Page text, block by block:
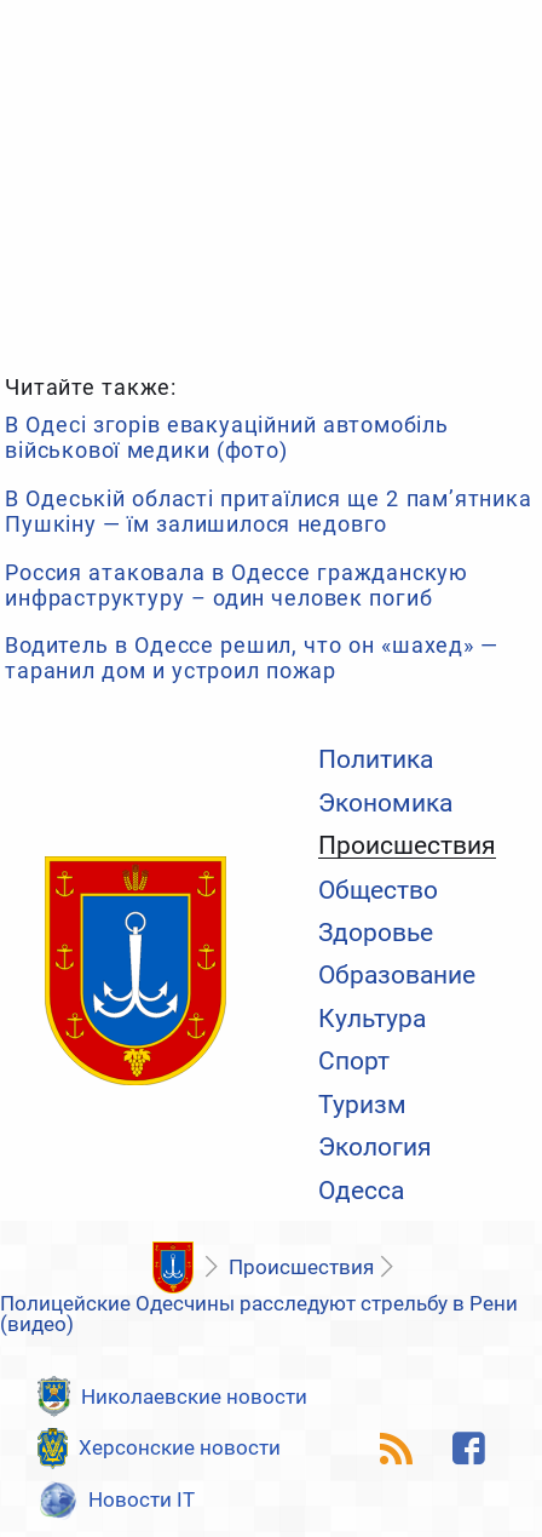
Политика
Экономика
Происшествия
Общество
Здоровье
Образование
Культура
Спорт
Туризм
Экология
Одесса
Читайте также:
В Одесі згорів евакуаційний автомобіль
військової медики (фото)
В Одеській області притаїлися ще 2 пам’ятника
Пушкіну — їм залишилося недовго
Россия атаковала в Одессе гражданскую
инфраструктуру – один человек погиб
Водитель в Одессе решил, что он «шахед» —
таранил дом и устроил пожар
Происшествия
Полицейские Одесчины расследуют стрельбу в Рени
(видео)
Николаевские новости
Херсонские новости
Новости IT